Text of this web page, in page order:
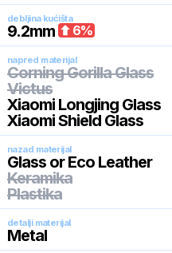
debljina kućišta
9.2mm 6%
napred materijal
Corning Gorilla Glass
Victus
Xiaomi Longjing Glass
Xiaomi Shield Glass
nazad materijal
Glass or Eco Leather
Keramika
Plastika
detalji materijal
Metal